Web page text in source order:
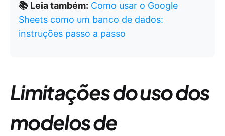
📚 Leia também: Como usar o Google
Sheets como um banco de dados:
instruções passo a passo
Limitações do uso dos
modelos de